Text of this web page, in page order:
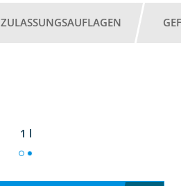
ZULASSUNGSAUFLAGEN
1 l